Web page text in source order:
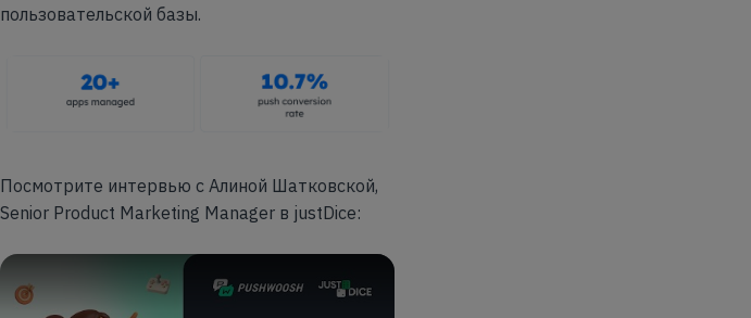
пользовательской базы.
Посмотрите интервью с Алиной Шатковской,
Senior Product Marketing Manager в justDice:
Play